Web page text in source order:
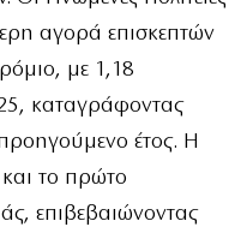
αγορά επισκεπτών
με 1,18
καταγράφοντας
έτος. Η
το πρώτο
επιβεβαιώνοντας